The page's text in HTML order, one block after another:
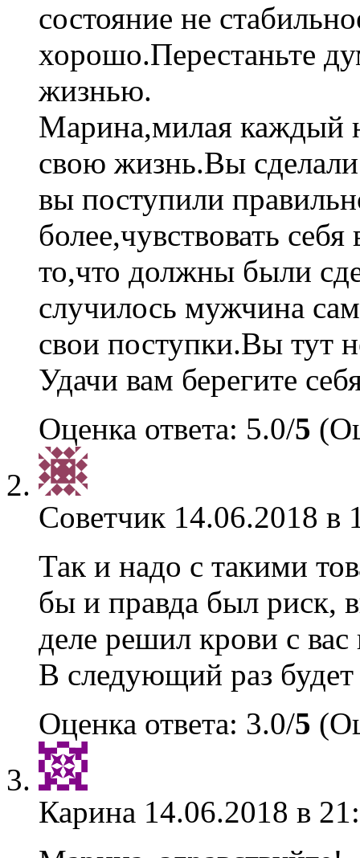
состояние не
хорошо.Перестаньте
жизнью.
Марина,милая каждый
свою жизнь.Вы
вы поступили
более,чувствовать
то,что должны были
случилось мужчина
свои поступки.Вы тут
Удачи вам берегите
Оценка ответа: 5.0/5
Советчик 14.06.2018 в
Так и надо с такими
бы и правда был риск,
деле решил крови с
В следующий раз будет
Оценка ответа: 3.0/5
Карина 14.06.2018 в